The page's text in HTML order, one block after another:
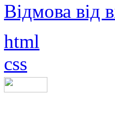
Відмова від
html
css